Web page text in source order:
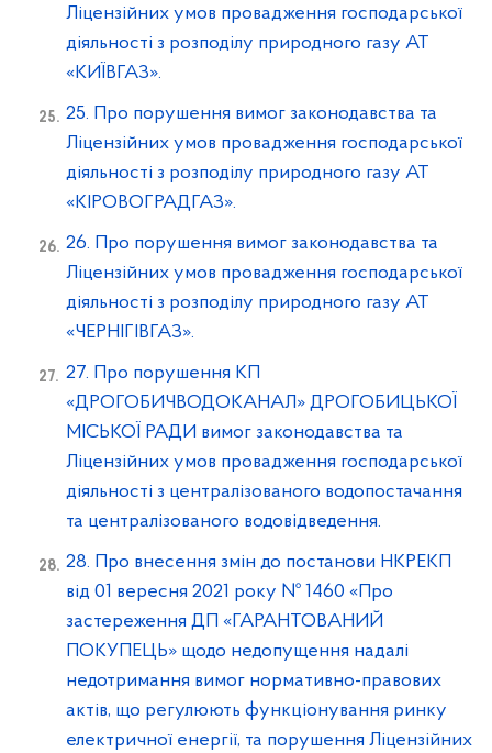
Ліцензійних умов провадження господарської
діяльності з розподілу природного газу АТ
«КИЇВГАЗ».
25. Про порушення вимог законодавства та
Ліцензійних умов провадження господарської
діяльності з розподілу природного газу АТ
«КІРОВОГРАДГАЗ».
26. Про порушення вимог законодавства та
Ліцензійних умов провадження господарської
діяльності з розподілу природного газу АТ
«ЧЕРНІГІВГАЗ».
27. Про порушення КП
«ДРОГОБИЧВОДОКАНАЛ» ДРОГОБИЦЬКОЇ
МІСЬКОЇ РАДИ вимог законодавства та
Ліцензійних умов провадження господарської
діяльності з централізованого водопостачання
та централізованого водовідведення.
28. Про внесення змін до постанови НКРЕКП
від 01 вересня 2021 року № 1460 «Про
застереження ДП «ГАРАНТОВАНИЙ
ПОКУПЕЦЬ» щодо недопущення надалі
недотримання вимог нормативно-правових
актів, що регулюють функціонування ринку
електричної енергії, та порушення Ліцензійних